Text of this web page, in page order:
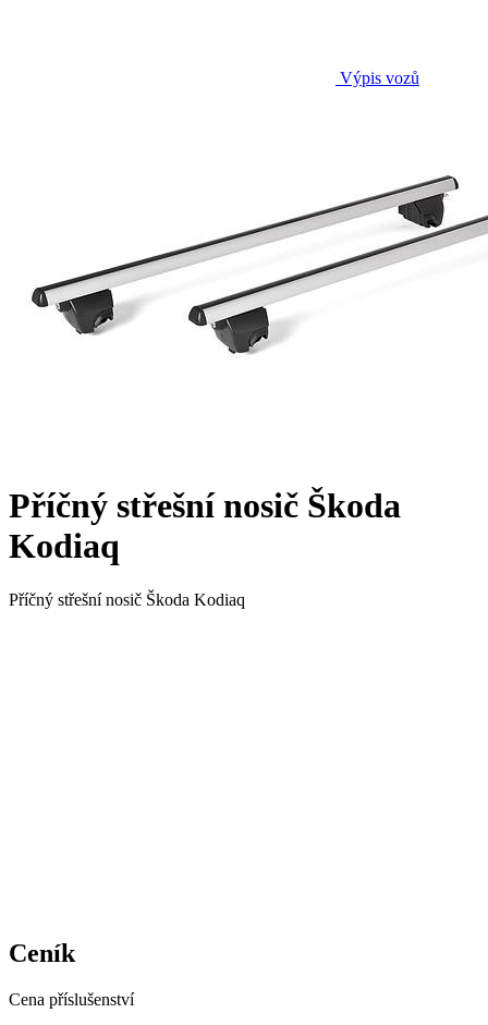
Výpis vozů
Příčný střešní nosič Škoda
Kodiaq
Příčný střešní nosič Škoda Kodiaq
Ceník
Cena příslušenství